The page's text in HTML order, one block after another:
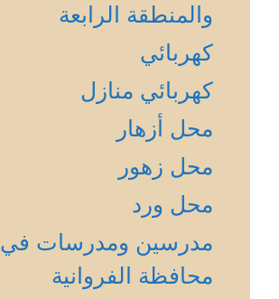
والمنطقة الرابعة
كهربائي
كهربائي منازل
محل أزهار
محل زهور
محل ورد
مدرسين ومدرسات في
محافظة الفروانية